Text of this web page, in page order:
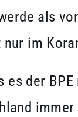
als
im
es der